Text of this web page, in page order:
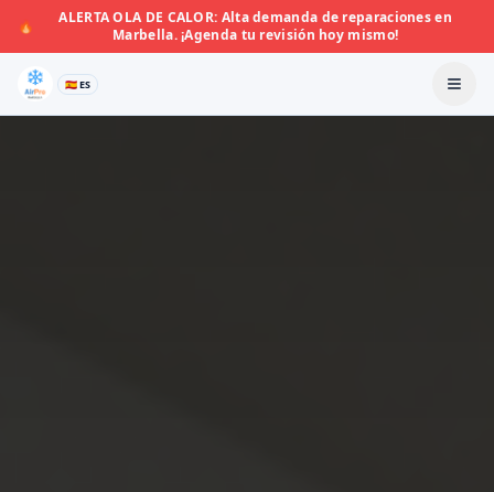
🔥
ALERTA OLA DE CALOR: Alta demanda de reparaciones en
Marbella. ¡Agenda tu revisión hoy mismo!
🇪🇸 ES